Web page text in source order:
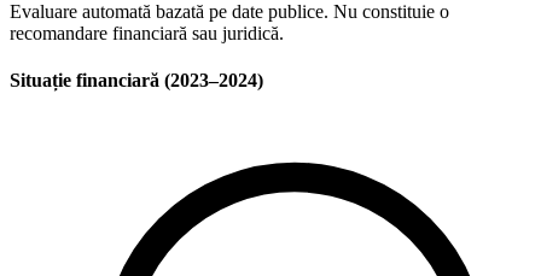
Evaluare automată bazată pe date publice. Nu constituie o
recomandare financiară sau juridică.
Situație financiară (2023–2024)